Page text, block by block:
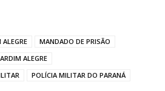
ALEGRE
MANDADO DE PRISÃO
ALEGRE
POLÍCIA MILITAR DO PARANÁ